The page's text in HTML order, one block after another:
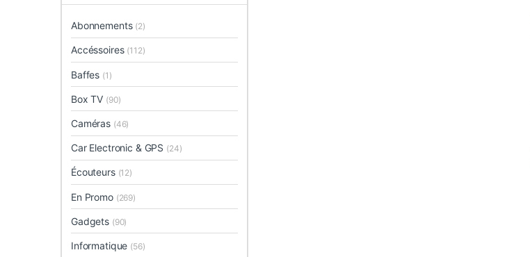
Abonnements (2)
Accéssoires (112)
Baffes (1)
Box TV (90)
Caméras (46)
Car Electronic & GPS (24)
Écouteurs (12)
En Promo (269)
Gadgets (90)
Informatique (56)